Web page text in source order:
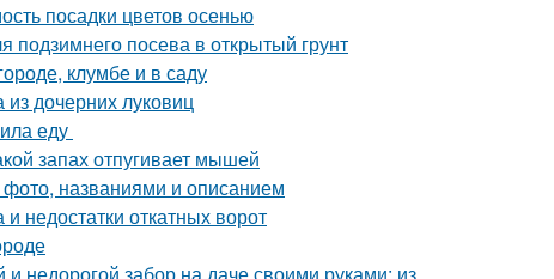
посадки цветов осенью
посева в открытый грунт
клумбе и в саду
дочерних луковиц
еду
запах отпугивает мышей
названиями и описанием
недостатки откатных ворот